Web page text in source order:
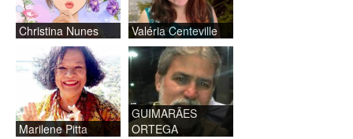
Christina Nunes Valéria Centeville
Marilene Pitta
GUIMARÃES
ORTEGA